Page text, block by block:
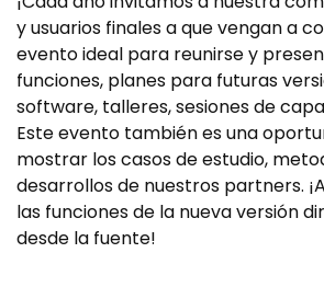
y usuarios finales a que vengan a
evento ideal para reunirse y
funciones, planes para futuras
software, talleres, sesiones de
Este evento también es una
mostrar los casos de estudio,
desarrollos de nuestros partners.
las funciones de la nueva versión
desde la fuente!